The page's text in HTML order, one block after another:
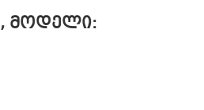
მოდელი: